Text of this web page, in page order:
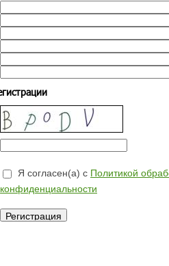
Я согласен(а) с Политикой
конфиденциальности